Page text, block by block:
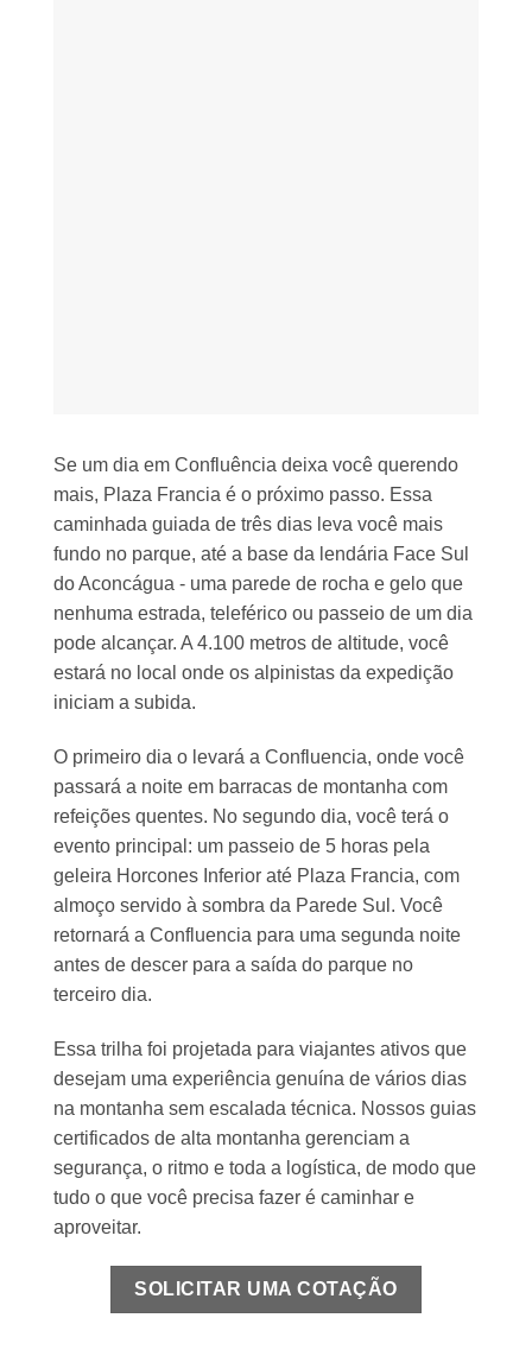
Se um dia em Confluência deixa você querendo
mais, Plaza Francia é o próximo passo. Essa
caminhada guiada de três dias leva você mais
fundo no parque, até a base da lendária Face Sul
do Aconcágua - uma parede de rocha e gelo que
nenhuma estrada, teleférico ou passeio de um dia
pode alcançar. A 4.100 metros de altitude, você
estará no local onde os alpinistas da expedição
iniciam a subida.
O primeiro dia o levará a Confluencia, onde você
passará a noite em barracas de montanha com
refeições quentes. No segundo dia, você terá o
evento principal: um passeio de 5 horas pela
geleira Horcones Inferior até Plaza Francia, com
almoço servido à sombra da Parede Sul. Você
retornará a Confluencia para uma segunda noite
antes de descer para a saída do parque no
terceiro dia.
Essa trilha foi projetada para viajantes ativos que
desejam uma experiência genuína de vários dias
na montanha sem escalada técnica. Nossos guias
certificados de alta montanha gerenciam a
segurança, o ritmo e toda a logística, de modo que
tudo o que você precisa fazer é caminhar e
aproveitar.
SOLICITAR UMA COTAÇÃO